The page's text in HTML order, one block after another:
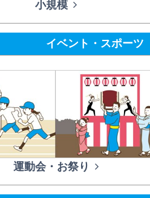
小規模
イベント・スポーツ
運動会・お祭り